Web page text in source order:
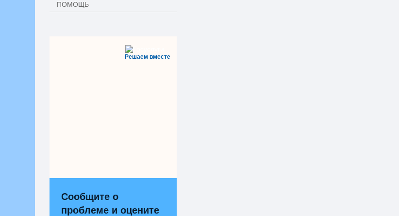
ПОМОЩЬ
Решаем вместе
Сообщите о
проблеме и оцените